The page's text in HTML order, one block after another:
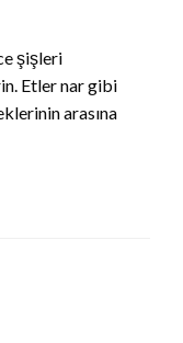
şişleri
Etler nar gibi
arasına